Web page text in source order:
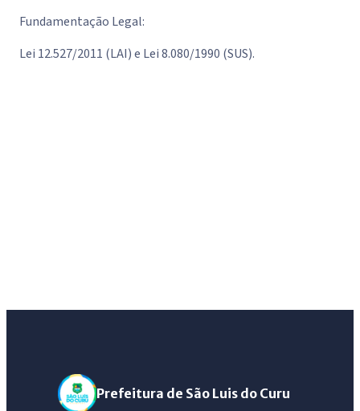
Fundamentação Legal:
Lei 12.527/2011 (LAI) e Lei 8.080/1990 (SUS).
Prefeitura de São Luis do Curu